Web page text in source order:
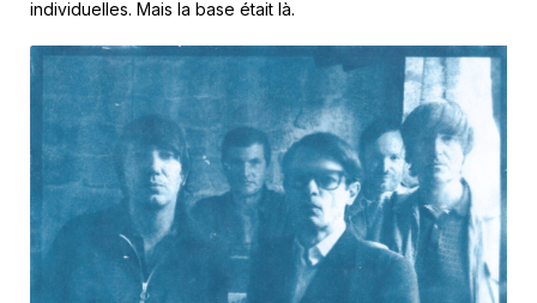
individuelles. Mais la base était là.